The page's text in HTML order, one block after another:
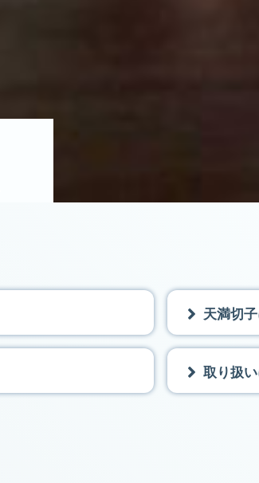
天満切
取り扱